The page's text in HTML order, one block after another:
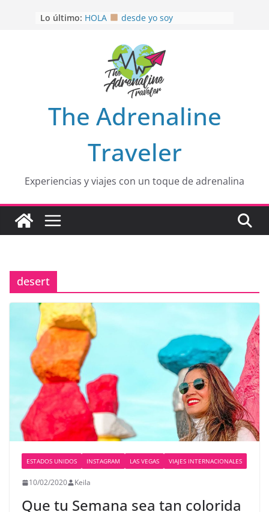
Lo último: HOLA
desde yo soy
EL SENDERO DEL CACAO: Excelente
opción
HOSPEDAJE AL NATURALSHH !!
OTRA PERSPECTIVA de RÍO EL
MULITO!
The Adrenaline
Traveler
Experiencias y viajes con un toque de adrenalina
desert
ESTADOS UNIDOS INSTAGRAM LAS VEGAS VIAJES INTERNACIONALES
10/02/2020 Keila
Que tu Semana sea tan colorida